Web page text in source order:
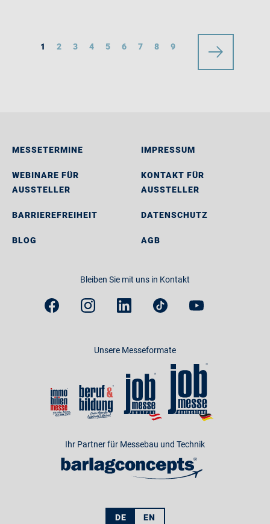
1 2 3 4 5 6 7 8 9
MESSETERMINE
WEBINARE FÜR
AUSSTELLER
BARRIEREFREIHEIT
BLOG
IMPRESSUM
KONTAKT FÜR
AUSSTELLER
DATENSCHUTZ
AGB
Bleiben Sie mit uns in Kontakt
Unsere Messeformate
Ihr Partner für Messebau und Technik
DE EN